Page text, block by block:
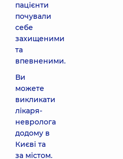
пацієнти
почували
себе
захищеними
та
впевненими.
Ви
можете
викликати
лікаря-
невролога
додому в
Києві та
за містом.